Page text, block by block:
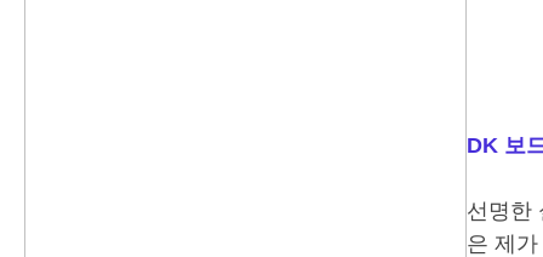
DK 보
선명한
은 제가